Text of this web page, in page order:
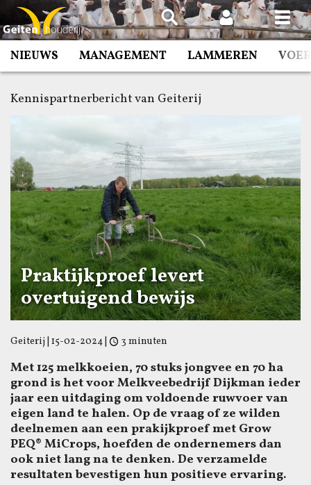
Spring
naar
inhoud
NIEUWS MANAGEMENT LAMMEREN
Kennispartnerbericht van Geiterij
Praktijkproef levert
overtuigend bewijs
Geiterij 15-02-2024 3 minuten
Met 125 melkkoeien, 70 stuks jongvee en 70 ha
grond is het voor Melkveebedrijf Dijkman ieder
jaar een uitdaging om voldoende ruwvoer van
eigen land te halen. Op de vraag of ze wilden
deelnemen aan een prakijkproef met Grow
PEQ® MiCrops, hoefden de ondernemers dan
ook niet lang na te denken. De verzamelde
resultaten bevestigen hun positieve ervaring.